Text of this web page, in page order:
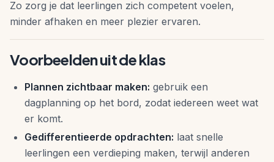
Zo zorg je dat leerlingen zich competent voelen,
minder afhaken en meer plezier ervaren.
Voorbeelden uit de klas
Plannen zichtbaar maken: gebruik een
dagplanning op het bord, zodat iedereen weet wat
er komt.
Gedifferentieerde opdrachten: laat snelle
leerlingen een verdieping maken, terwijl anderen